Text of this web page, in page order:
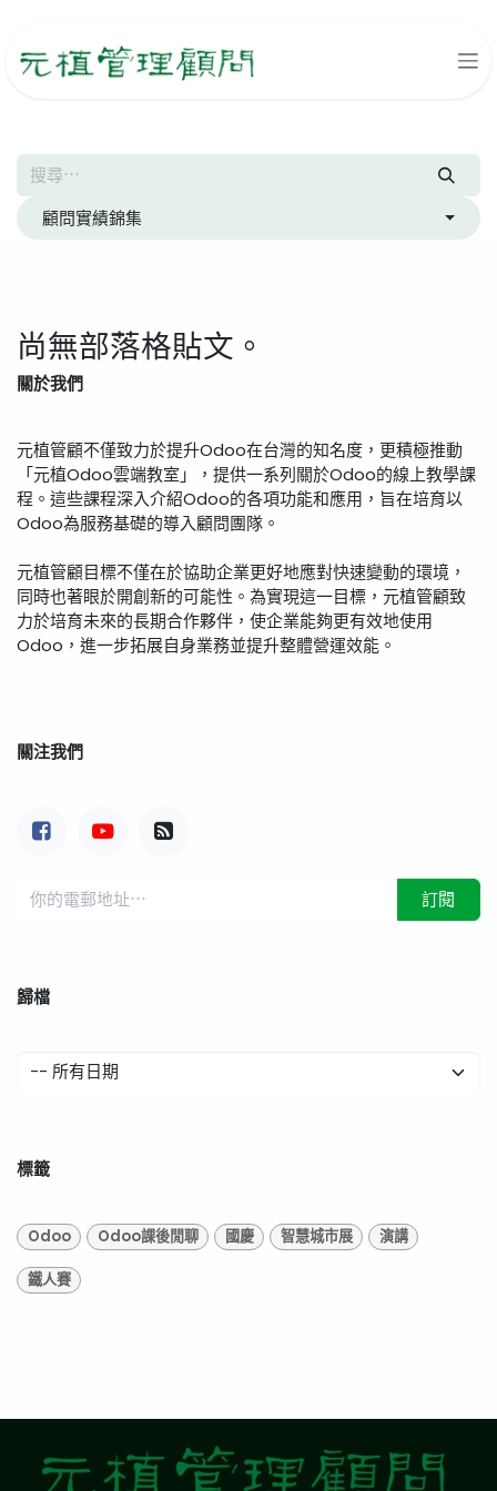
顧問實績錦集
尚無部落格貼文。
關於我們
元植管顧不僅致力於提升Odoo在台灣的知名度，更積極推動
「元植Odoo雲端教室」，提供一系列關於Odoo的線上教學課
程。這些課程深入介紹Odoo的各項功能和應用，旨在培育以
Odoo為服務基礎的導入顧問團隊。
元植管顧目標不僅在於協助企業更好地應對快速變動的環境，
同時也著眼於開創新的可能性。為實現這一目標，元植管顧致
力於培育未來的長期合作夥伴，使企業能夠更有效地使用
Odoo，進一步拓展自身業務並提升整體營運效能。
關注我們
訂閱
歸檔
標籤
Odoo Odoo課後閒聊 國慶 智慧城市展 演講
鐵人賽